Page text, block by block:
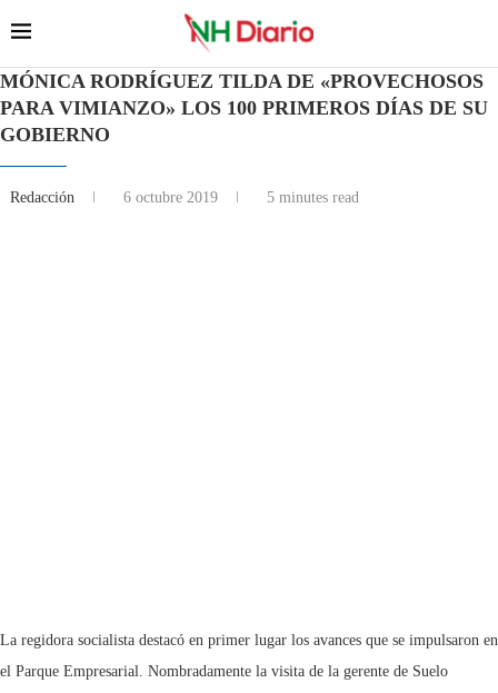
MÓNICA RODRÍGUEZ TILDA DE «PROVECHOSOS
PARA VIMIANZO» LOS 100 PRIMEROS DÍAS DE SU
GOBIERNO
Redacción 6 octubre 2019 5 minutes read
La regidora socialista destacó en primer lugar los avances que se impulsaron en
el Parque Empresarial. Nombradamente la visita de la gerente de Suelo